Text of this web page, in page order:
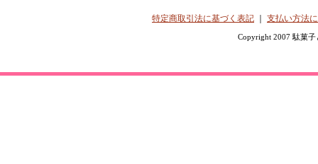
特定商取引法に基づく表記 支払い方法
Copyright 2007 駄菓